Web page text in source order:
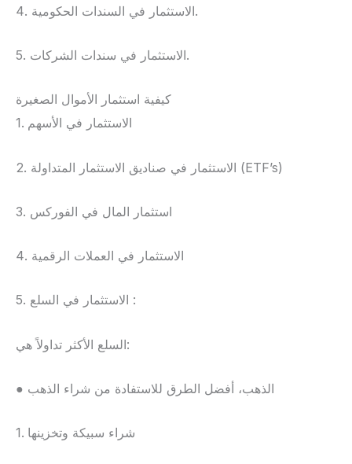
4. الاستثمار في السندات الحكومية.
5. الاستثمار في سندات الشركات.
كيفية استثمار الأموال الصغيرة
1. الاستثمار في الأسهم
2. الاستثمار في صناديق الاستثمار المتداولة (ETF’s)
3. استثمار المال في الفوركس
4. الاستثمار في العملات الرقمية
5. الاستثمار في السلع :
السلع الأكثر تداولاً هي:
● الذهب، أفضل الطرق للاستفادة من شراء الذهب
1. شراء سبيكة وتخزينها